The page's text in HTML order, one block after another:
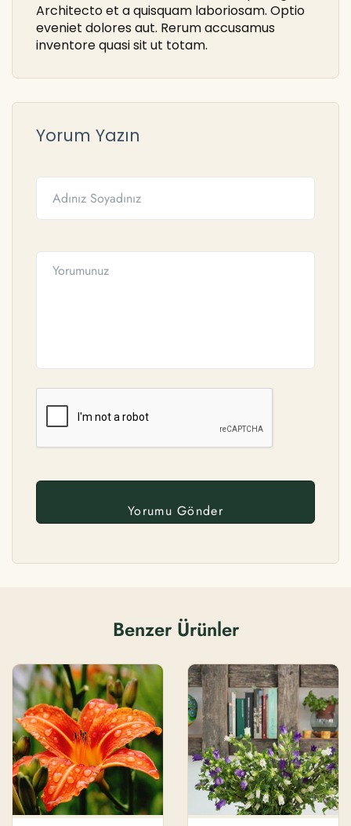
Architecto et a quisquam laboriosam. Optio
eveniet dolores aut. Rerum accusamus
inventore quasi sit ut totam.
Yorum Yazın
Benzer Ürünler